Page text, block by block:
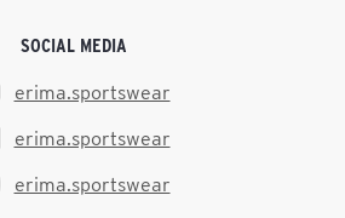
SOCIAL MEDIA
erima.sportswear
erima.sportswear
erima.sportswear